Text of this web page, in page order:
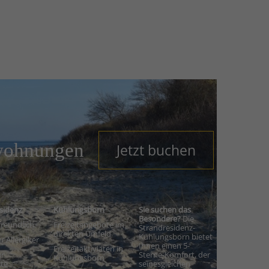
Jetzt buchen
Allergiker
Kühlungsborn
Freizeitangebote im
direkten Umfeld
Freizeitaktiviäten in
Kühlungsborn
Sie suchen das
Besondere?Die
Strandresidenz-
Kühlungsborn bietet
Ihnen einen 5-
Sterne-Komfort, der
seinesgleichen